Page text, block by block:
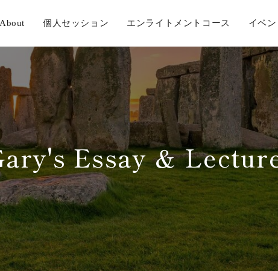
個人セッション エンライトメントコース イベン
Essay ＆